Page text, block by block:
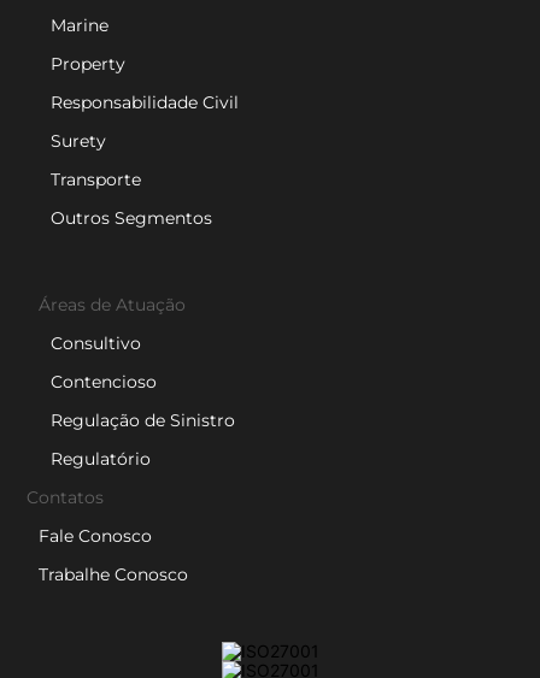
Marine
Property
Responsabilidade Civil
Surety
Transporte
Outros Segmentos
Áreas de Atuação
Consultivo
Contencioso
Regulação de Sinistro
Regulatório
Contatos
Fale Conosco
Trabalhe Conosco